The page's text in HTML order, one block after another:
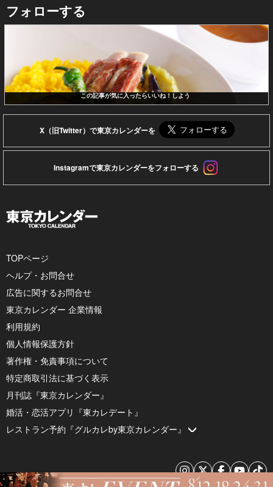
フォローする
この記事が気に入ったらいいね！しよう
X（旧Twitter）で東京カレンダーを
Instagramで東京カレンダーをフォローする
TOPページ
ヘルプ・お問合せ
広告に関するお問合せ
東京カレンダー 企業情報
利用規約
個人情報保護方針
著作権・免責事項について
特定商取引法に基づく表示
月刊誌『東京カレンダー』
婚活・恋活アプリ『東カレデート』
レストラン予約『グルカレby東京カレンダー』